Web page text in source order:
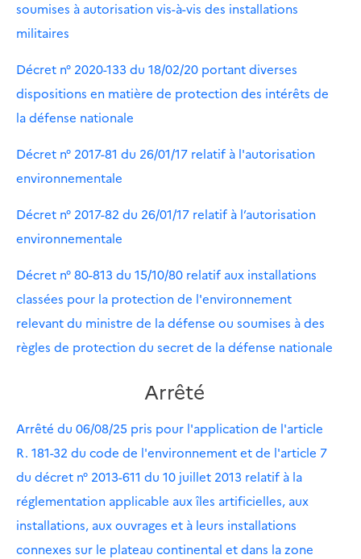
soumises à autorisation vis-à-vis des installations
militaires
Décret n° 2020-133 du 18/02/20 portant diverses
dispositions en matière de protection des intérêts de
la défense nationale
Décret n° 2017-81 du 26/01/17 relatif à l'autorisation
environnementale
Décret n° 2017-82 du 26/01/17 relatif à l’autorisation
environnementale
Décret n° 80-813 du 15/10/80 relatif aux installations
classées pour la protection de l'environnement
relevant du ministre de la défense ou soumises à des
règles de protection du secret de la défense nationale
Arrêté
Arrêté du 06/08/25 pris pour l'application de l'article
R. 181-32 du code de l'environnement et de l'article 7
du décret n° 2013-611 du 10 juillet 2013 relatif à la
réglementation applicable aux îles artificielles, aux
installations, aux ouvrages et à leurs installations
connexes sur le plateau continental et dans la zone